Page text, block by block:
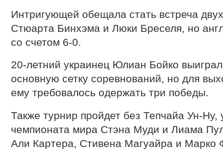
Интригующей обещала стать встреча
Стюарта Бинхэма и Люки Бреселя, но
со счетом 6-0.
20-летний украинец Юлиан Бойко
основную сетку соревнований, но для
ему требовалось одержать три победы.
Также турнир пройдет без Тепчайа Ун-Ну,
чемпионата мира Стэна Муди и Лиама
Али Картера, Стивена Магуайра и Марко